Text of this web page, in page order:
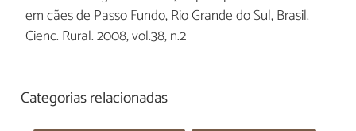
em cães de Passo Fundo, Rio Grande do Sul, Brasil.
Cienc. Rural. 2008, vol.38, n.2
Categorias relacionadas